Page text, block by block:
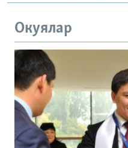
Окуялар